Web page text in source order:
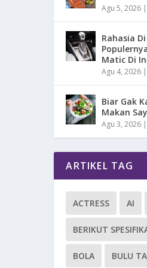
Agu 5, 2026 |
Rahasia
Matic Di
Agu 4, 2026 |
Biar Gak
Makan
Agu 3, 2026 |
ARTIKEL TAG
ACTRESS AI
BERIKUT
BOLA BULU